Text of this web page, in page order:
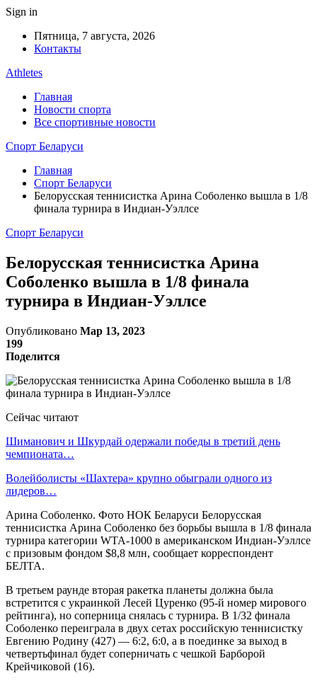
Sign in
Пятница, 7 августа, 2026
Контакты
Athletes
Главная
Новости спорта
Все спортивные новости
Спорт Беларуси
Главная
Спорт Беларуси
Белорусская теннисистка Арина Соболенко вышла в 1/8
финала турнира в Индиан-Уэллсе
Спорт Беларуси
Белорусская теннисистка Арина
Соболенко вышла в 1/8 финала
турнира в Индиан-Уэллсе
Опубликовано Мар 13, 2023
199
Поделится
Сейчас читают
Шиманович и Шкурдай одержали победы в третий день
чемпионата…
Волейболисты «Шахтера» крупно обыграли одного из
лидеров…
Арина Соболенко. Фото НОК Беларуси Белорусская
теннисистка Арина Соболенко без борьбы вышла в 1/8 финала
турнира категории WTA-1000 в американском Индиан-Уэллсе
с призовым фондом $8,8 млн, сообщает корреспондент
БЕЛТА.
В третьем раунде вторая ракетка планеты должна была
встретится с украинкой Лесей Цуренко (95-й номер мирового
рейтинга), но соперница снялась с турнира. В 1/32 финала
Соболенко переиграла в двух сетах российскую теннисистку
Евгению Родину (427) — 6:2, 6:0, а в поединке за выход в
четвертьфинал будет соперничать с чешкой Барборой
Крейчиковой (16).